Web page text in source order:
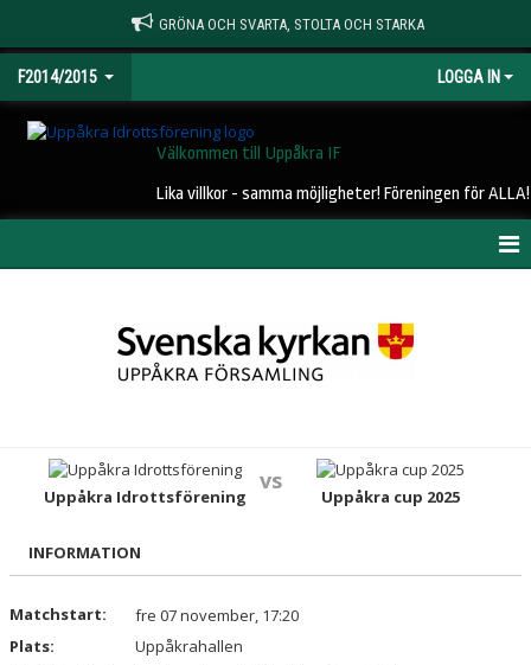
GRÖNA OCH SVARTA, STOLTA OCH STARKA
F2014/2015 LOGGA IN
Välkommen till Uppåkra IF
Lika villkor - samma möjligheter! Föreningen för ALLA!
TRUPPEN
BILDGALLERI
KONTAKT
Uppåkra Idrottsförening
vs
Uppåkra cup 2025
INFORMATION
Matchstart:
fre 07 november, 17:20
Plats:
Uppåkrahallen